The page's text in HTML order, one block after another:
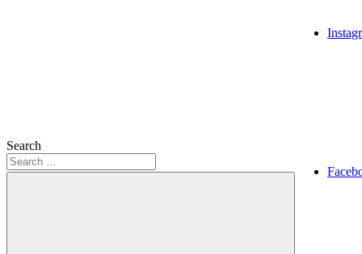
Search